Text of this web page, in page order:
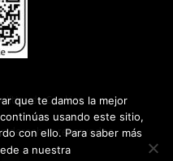
de Cookies
derechos reservados.
que te damos la mejor
usando este sitio,
con ello. Para saber más
a nuestra